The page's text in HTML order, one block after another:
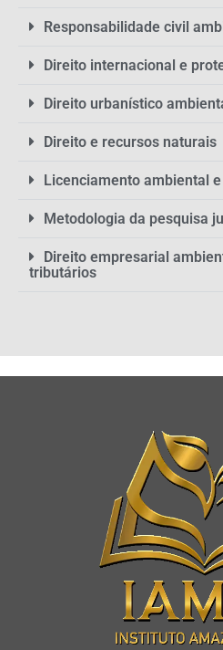
Responsabilidade civil
Direito internacional e
Direito urbanístico
Direito e recursos naturais
Licenciamento ambiental
Metodologia da pesquisa
Direito empresarial
tributários